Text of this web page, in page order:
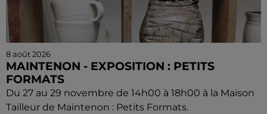
8 août 2026
MAINTENON - EXPOSITION : PETITS
FORMATS
Du 27 au 29 novembre de 14h00 à 18h00 à la Maison
Tailleur de Maintenon : Petits Formats.